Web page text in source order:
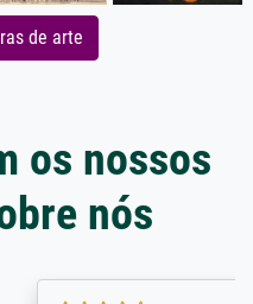
de arte
os nossos
nós